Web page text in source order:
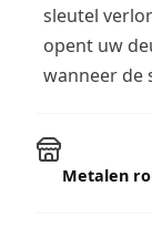
sleutel
opent uw
wanneer de
Metalen